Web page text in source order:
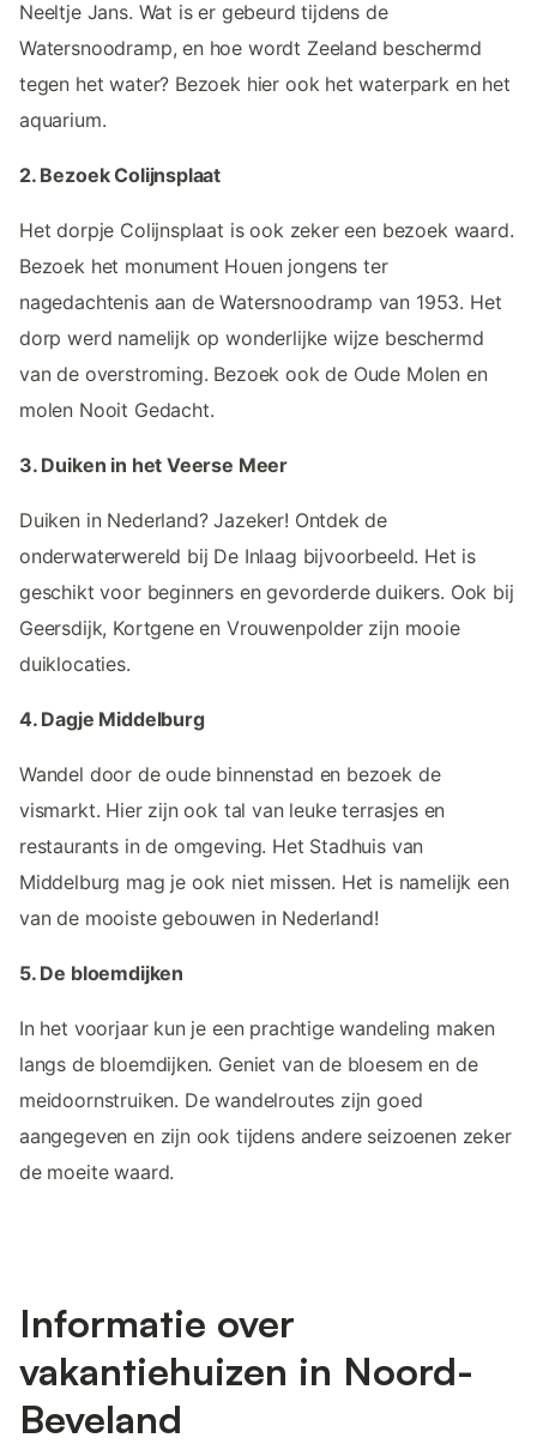
Neeltje Jans. Wat is er gebeurd tijdens de
Watersnoodramp, en hoe wordt Zeeland beschermd
tegen het water? Bezoek hier ook het waterpark en het
aquarium.
2. Bezoek Colijnsplaat
Het dorpje Colijnsplaat is ook zeker een bezoek waard.
Bezoek het monument Houen jongens ter
nagedachtenis aan de Watersnoodramp van 1953. Het
dorp werd namelijk op wonderlijke wijze beschermd
van de overstroming. Bezoek ook de Oude Molen en
molen Nooit Gedacht.
3. Duiken in het Veerse Meer
Duiken in Nederland? Jazeker! Ontdek de
onderwaterwereld bij De Inlaag bijvoorbeeld. Het is
geschikt voor beginners en gevorderde duikers. Ook bij
Geersdijk, Kortgene en Vrouwenpolder zijn mooie
duiklocaties.
4. Dagje Middelburg
Wandel door de oude binnenstad en bezoek de
vismarkt. Hier zijn ook tal van leuke terrasjes en
restaurants in de omgeving. Het Stadhuis van
Middelburg mag je ook niet missen. Het is namelijk een
van de mooiste gebouwen in Nederland!
5. De bloemdijken
In het voorjaar kun je een prachtige wandeling maken
langs de bloemdijken. Geniet van de bloesem en de
meidoornstruiken. De wandelroutes zijn goed
aangegeven en zijn ook tijdens andere seizoenen zeker
de moeite waard.
Informatie over
vakantiehuizen in Noord-
Beveland